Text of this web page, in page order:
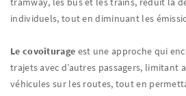
individuels, tout en diminuant les
Le covoiturage est une approche qui
trajets avec d’autres passagers, limitant
véhicules sur les routes, tout en